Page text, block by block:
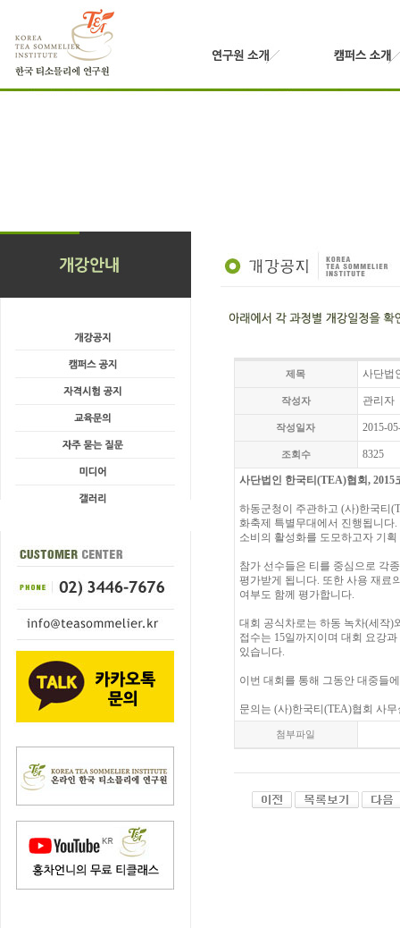
제목 사단법
작성자 관리자
작성일자 2015-
조회수 8325
사단법인 한국티(TEA)협회,
하동군청이 주관하고 (사)한국티
화축제 특별무대에서 진행됩니다
소비의 활성화를 도모하고자 기
참가 선수들은 티를 중심으로 각
평가받게 됩니다. 또한 사용 재료
여부도 함께 평가합니다.
대회 공식차로는 하동 녹차(세작)
접수는 15일까지이며 대회 요강
있습니다.
이번 대회를 통해 그동안 대중들
문의는 (사)한국티(TEA)협회 사
첨부파일